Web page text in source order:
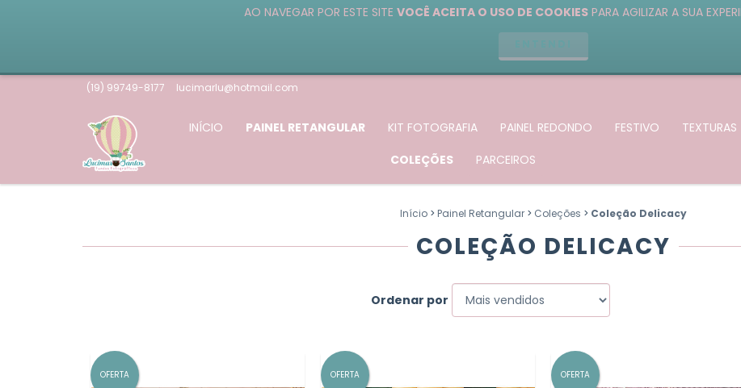
AO NAVEGAR POR ESTE SITE VOCÊ ACEITA O USO DE COOKIESPARA AGILIZAR A SUA
(19) 99749-8177 lucimarlu@hotmail.com
INÍCIO PAINEL RETANGULAR KIT FOTOGRAFIA PAINEL REDONDO FESTIVO
TEXTURAS
COLEÇÕES
PARCEIROS
Início > Painel Retangular > Coleções > Coleção Delicacy
COLEÇÃO DELICACY
Ordenar por
OFERTA OFERTA OFERTA